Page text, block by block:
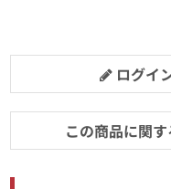
ログイ
この商品に関